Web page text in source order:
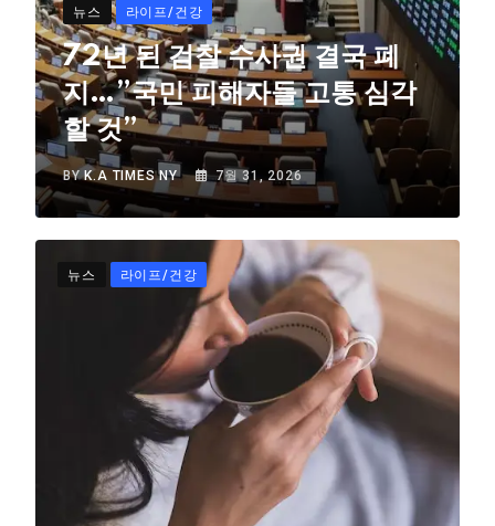
뉴스 라이프/건강
72년 된 검찰 수사권 결국 폐
지…”국민 피해자들 고통 심각
할 것”
BYK.A TIMES NY 7월 31, 2026
뉴스 라이프/건강